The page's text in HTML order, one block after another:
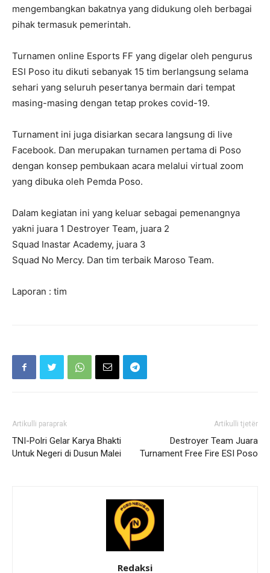
mengembangkan bakatnya yang didukung oleh berbagai
pihak termasuk pemerintah.
Turnamen online Esports FF yang digelar oleh pengurus
ESI Poso itu dikuti sebanyak 15 tim berlangsung selama
sehari yang seluruh pesertanya bermain dari tempat
masing-masing dengan tetap prokes covid-19.
Turnament ini juga disiarkan secara langsung di live
Facebook. Dan merupakan turnamen pertama di Poso
dengan konsep pembukaan acara melalui virtual zoom
yang dibuka oleh Pemda Poso.
Dalam kegiatan ini yang keluar sebagai pemenangnya
yakni juara 1 Destroyer Team, juara 2
Squad Inastar Academy, juara 3
Squad No Mercy. Dan tim terbaik Maroso Team.
Laporan : tim
Artikulli paraprak
TNI-Polri Gelar Karya Bhakti
Untuk Negeri di Dusun Malei
Artikulli tjetër
Destroyer Team Juara
Turnament Free Fire ESI Poso
Redaksi